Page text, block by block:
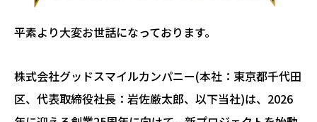
平素より大変お世話になっております。
株式会社グッドスマイルカンパニー(本社：東京都千代田
区、代表取締役社長：岩佐厳太郎、以下当社)は、2026